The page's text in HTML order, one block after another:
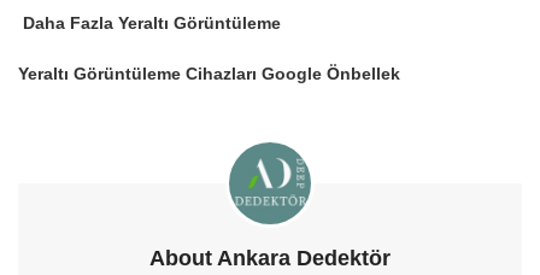
Daha Fazla Yeraltı Görüntüleme
Yeraltı Görüntüleme Cihazları Google Önbellek
About Ankara Dedektör